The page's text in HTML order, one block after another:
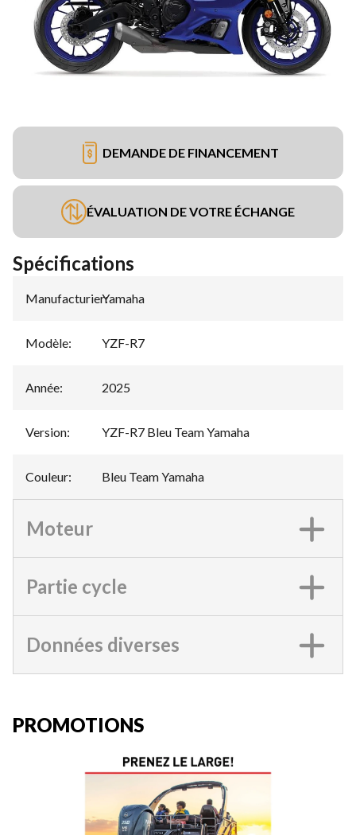
DEMANDE DE FINANCEMENT
ÉVALUATION DE VOTRE ÉCHANGE
Spécifications
Manufacturier:
Yamaha
Modèle: YZF-R7
Année: 2025
Version: YZF-R7 Bleu Team Yamaha
Couleur: Bleu Team Yamaha
Moteur
Partie cycle
Données diverses
PROMOTIONS